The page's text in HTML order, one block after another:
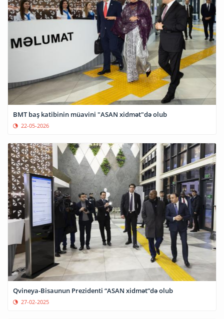
BMT baş katibinin müavini "ASAN xidmət"də olub
22-05-2026
Qvineya-Bisaunun Prezidenti “ASAN xidmət”də olub
27-02-2025